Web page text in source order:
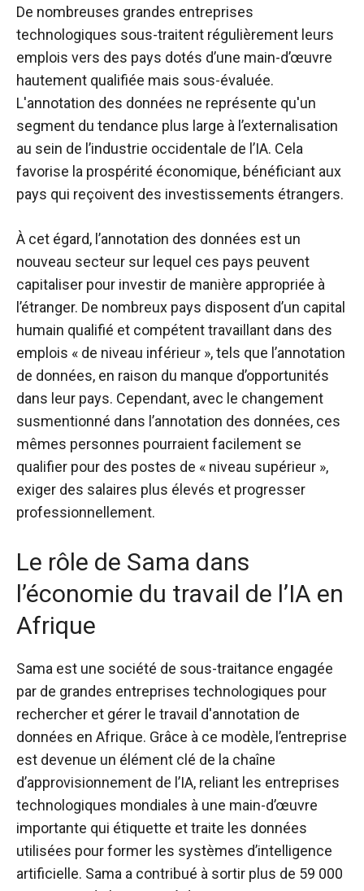
De nombreuses grandes entreprises
technologiques sous-traitent régulièrement leurs
emplois vers des pays dotés d’une main-d’œuvre
hautement qualifiée mais sous-évaluée.
L'annotation des données ne représente qu'un
segment du tendance plus large à l’externalisation
au sein de l’industrie occidentale de l’IA. Cela
favorise la prospérité économique, bénéficiant aux
pays qui reçoivent des investissements étrangers.
À cet égard, l’annotation des données est un
nouveau secteur sur lequel ces pays peuvent
capitaliser pour investir de manière appropriée à
l’étranger. De nombreux pays disposent d’un capital
humain qualifié et compétent travaillant dans des
emplois « de niveau inférieur », tels que l’annotation
de données, en raison du manque d’opportunités
dans leur pays. Cependant, avec le changement
susmentionné dans l’annotation des données, ces
mêmes personnes pourraient facilement se
qualifier pour des postes de « niveau supérieur »,
exiger des salaires plus élevés et progresser
professionnellement.
Le rôle de Sama dans
l’économie du travail de l’IA en
Afrique
Sama est une société de sous-traitance engagée
par de grandes entreprises technologiques pour
rechercher et gérer le travail d'annotation de
données en Afrique. Grâce à ce modèle, l’entreprise
est devenue un élément clé de la chaîne
d’approvisionnement de l’IA, reliant les entreprises
technologiques mondiales à une main-d’œuvre
importante qui étiquette et traite les données
utilisées pour former les systèmes d’intelligence
artificielle. Sama a contribué à sortir plus de 59 000